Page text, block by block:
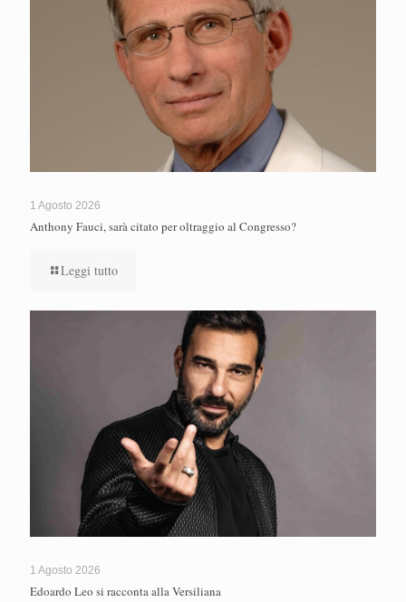
1 Agosto 2026
Anthony Fauci, sarà citato per oltraggio al Congresso?
Leggi tutto
1 Agosto 2026
Edoardo Leo si racconta alla Versiliana